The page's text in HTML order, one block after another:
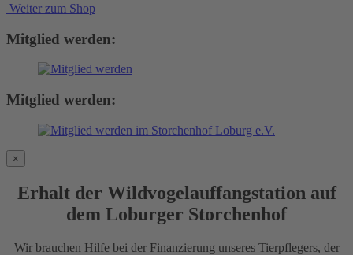
Weiter zum Shop
Mitglied werden:
Mitglied werden:
×
Erhalt der Wildvogelauffangstation auf
dem Loburger Storchenhof
Wir brauchen Hilfe bei der Finanzierung unseres Tierpflegers, der